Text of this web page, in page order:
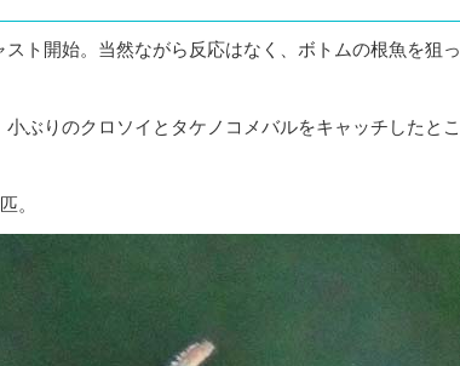
ト開始。当然ながら反応はなく、ボトムの根魚を狙っ
ぶりのクロソイとタケノコメバルをキャッチしたとこ
。